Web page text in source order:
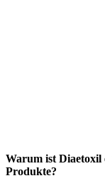
Warum ist Diaetoxil
Produkte?